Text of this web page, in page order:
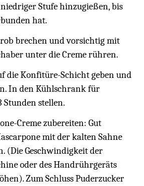
Stufe hinzugießen, bis
hat.
brechen und vorsichtig mit
unter die Creme rühren.
die Konfitüre-Schicht geben und
In den Kühlschrank für
Stunden stellen.
Creme zubereiten: Gut
mit der kalten Sahne
(Die Geschwindigkeit der
oder des Handrührgeräts
Zum Schluss Puderzucker